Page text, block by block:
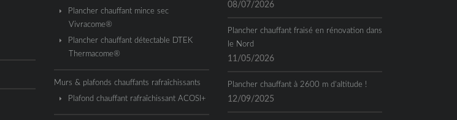
Plancher chauffant mince sec
Vivracome®
Plancher chauffant détectable DTEK
Thermacome®
Murs & plafonds chauffants rafraîchissants
Plafond chauffant rafraîchissant ACOSI+
08/07/2026
Plancher chauffant fraisé en rénovation dans
le Nord
11/05/2026
Plancher chauffant à 2600 m d’altitude !
12/09/2025